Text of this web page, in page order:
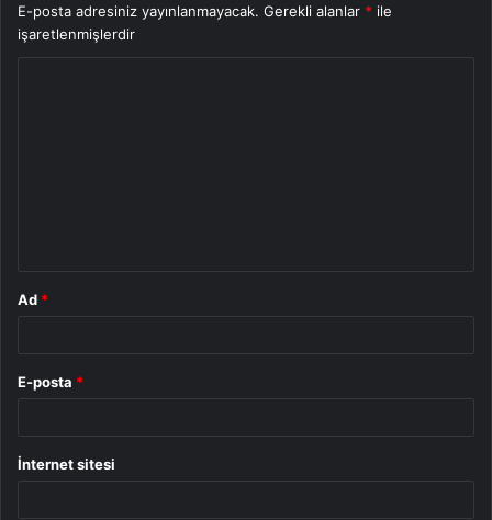
E-posta adresiniz yayınlanmayacak. Gerekli alanlar * ile
işaretlenmişlerdir
Ad *
E-posta *
İnternet sitesi